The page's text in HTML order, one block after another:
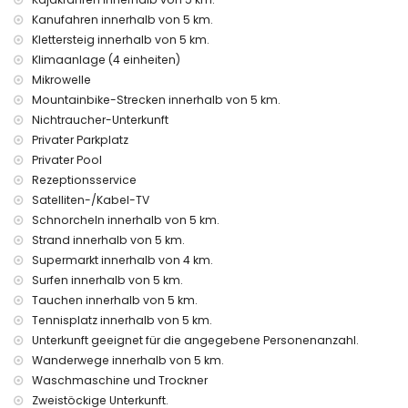
Internet (WiFi)
Staubsauger und Bügeleisen mit Bügelbrett
Bettwäsche und Handtücher
Rezeptionsdienst
Fußbodenheizung und Klimaanlage
Einrichtungen und Dienstleistungen gegen Aufpreis
Extra-Bett und Kinderbett (auf Anfrage)
Unterhaltungs- und Freizeitaktivitäten für Ihren Urlaub in
Jávea, Costa Blanca
Kino, Theater, Diskothek, Bar, Promenade (El Arenal und
Jávea) (innerhalb von 5 Kilometern vom Haus)
Sehenswürdigkeiten und Kultur in Jávea, Costa Blanca
Puerto, Jávea), Denkmal (Molinos de Viento, Jávea),
architektonisches Gebäude (Pueblo Histórico, Jávea) und
historischer Ort (Histórico de Jávea) (innerhalb von 5
Kilometern von der Unterkunft)
Ruine (Pueblo Histórico und Jávea) (innerhalb von 10
Kilometern von der Unterkunft)
Burg (Portal de la Vila und Denia) (innerhalb von 25
Kanufahren innerhalb von 5 km.
Klettersteig innerhalb von 5 km.
Klimaanlage (4 einheiten)
Mikrowelle
Mountainbike-Strecken innerhalb von 5 km.
Nichtraucher-Unterkunft
Privater Parkplatz
Privater Pool
Rezeptionsservice
Satelliten-/Kabel-TV
Schnorcheln innerhalb von 5 km.
Strand innerhalb von 5 km.
Supermarkt innerhalb von 4 km.
Surfen innerhalb von 5 km.
Tauchen innerhalb von 5 km.
Tennisplatz innerhalb von 5 km.
Unterkunft geeignet für die angegebene Personenanzahl.
Wanderwege innerhalb von 5 km.
Waschmaschine und Trockner
Zweistöckige Unterkunft.